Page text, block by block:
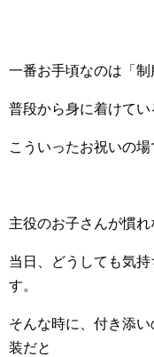
一番お手頃なのは「制
普段から身に着けてい
こういったお祝いの場
主役のお子さんが慣れ
当日、どうしても気
す。
そんな時に、付き添
装だと